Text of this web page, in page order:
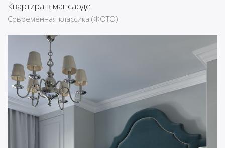
Квартира в мансарде
Современная классика (ФОТО)